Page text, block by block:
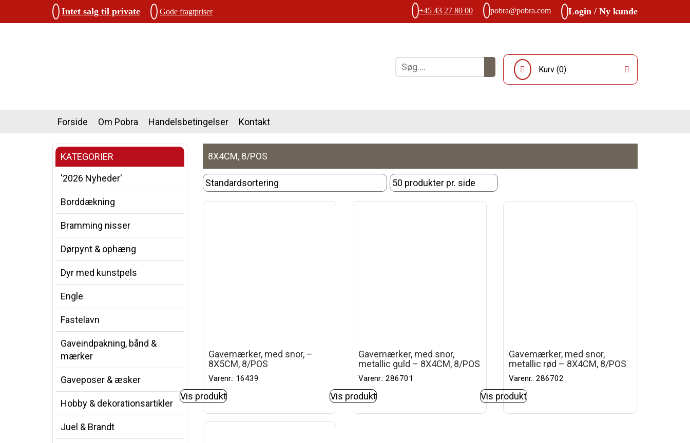
Intet salg til private Gode fragtpriser +45 43 27 80 00 pobra@pobra.com Login / Ny kunde
Kurv (0)
Forside Om Pobra Handelsbetingelser Kontakt
KATEGORIER
'2026 Nyheder'
Borddækning
Bramming nisser
Dørpynt & ophæng
Dyr med kunstpels
Engle
Fastelavn
Gaveindpakning, bånd &
mærker
Gaveposer & æsker
Hobby & dekorationsartikler
Juel & Brandt
8X4CM, 8/POS
Gavemærker, med snor, –
8X5CM, 8/POS
Varenr.: 16439
Vis produkt
Gavemærker, med snor,
metallic guld – 8X4CM, 8/POS
Varenr.: 286701
Vis produkt
Gavemærker, med snor,
metallic rød – 8X4CM, 8/POS
Varenr.: 286702
Vis produkt